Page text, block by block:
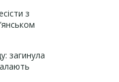
з
загинула